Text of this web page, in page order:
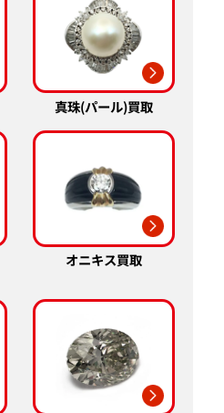
真珠(パール)買取
オニキス買取